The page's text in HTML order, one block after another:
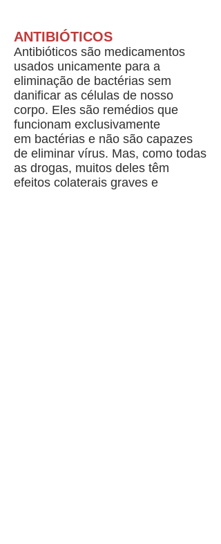
ANTIBIÓTICOS
Antibióticos são medicamentos
usados unicamente para a
eliminação de bactérias sem
danificar as células de nosso
corpo. Eles são remédios que
funcionam exclusivamente
em bactérias e não são capazes
de eliminar vírus. Mas, como todas
as drogas, muitos deles têm
efeitos colaterais graves e